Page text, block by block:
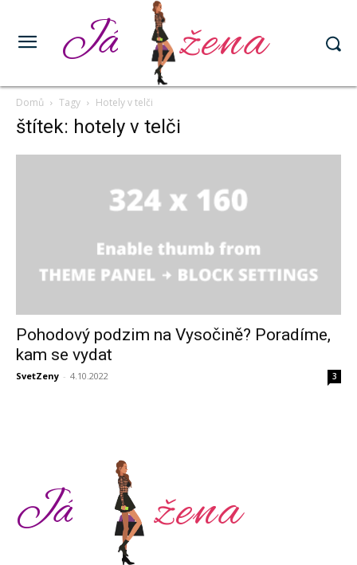
Já žena
Domů Tagy Hotely v telči
štítek: hotely v telči
Pohodový podzim na Vysočině? Poradíme,
kam se vydat
SvetZeny - 4.10.2022 3
Já žena